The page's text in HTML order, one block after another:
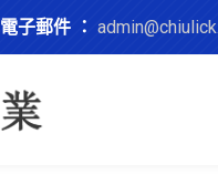
電子郵件 ：